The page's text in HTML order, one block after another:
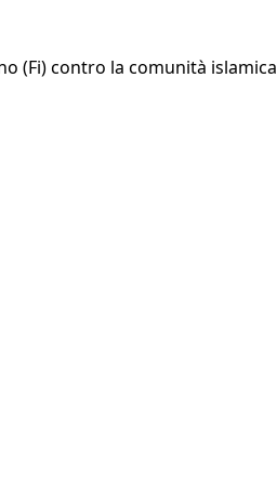
(Fi) contro la comunità islamica